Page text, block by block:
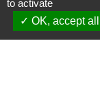
ADEME -
Département
to activate
OK, accept all